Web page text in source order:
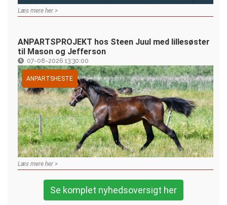
Læs mere her >
ANPARTSPROJEKT hos Steen Juul med lillesøster
til Mason og Jefferson
07-08-2026 13:30:00
ANPARTSHESTE
Læs mere her >
Se komplet nyhedsoversigt her